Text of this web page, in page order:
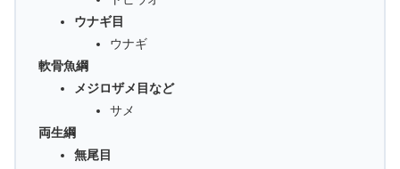
ウナギ目
ウナギ
軟骨魚綱
メジロザメ目など
サメ
両生綱
無尾目